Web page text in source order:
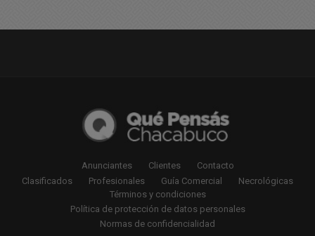
Anunciantes Clientes
Contacto
Clasificados
Profesionales Guía Comercial
Necrológicas
Términos y condiciones
Política de protección de datos personales
Normas de confidencialidad